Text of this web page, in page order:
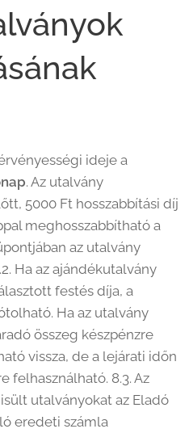
ideje a
. Az utalvány
5000 Ft hosszabbítási díj
meghosszabbítható a
az utalvány
Ha az ajándékutalvány
festés díja, a
Ha az utalvány
összeg készpénzre
vissza, de a lejárati időn
felhasználható. 8.3. Az
utalványokat az Eladó
eredeti számla